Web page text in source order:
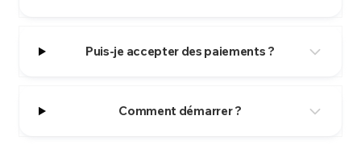
Puis-je accepter des paiements ?
Comment démarrer ?